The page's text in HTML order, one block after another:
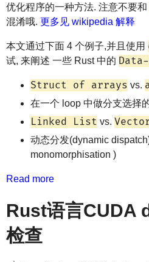
优化程序的一种方法. 注意不要和
混淆哦. 更多见 wikipedia 解释
本文通过下面 4 个例子,并且使用
试, 来阐述 一些 Rust 中的
Struct of arrays vs.
在一个 loop 中做分支选择
Linked List vs.
动态分发(dynamic
monomorphisation )
Read more
Rust语言CUDA
检查